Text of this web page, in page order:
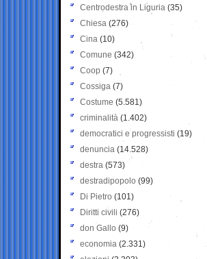
Centrodestra in Liguria (35)
Chiesa (276)
Cina (10)
Comune (342)
Coop (7)
Cossiga (7)
Costume (5.581)
criminalità (1.402)
democratici e progressisti (19)
denuncia (14.528)
destra (573)
destradipopolo (99)
Di Pietro (101)
Diritti civili (276)
don Gallo (9)
economia (2.331)